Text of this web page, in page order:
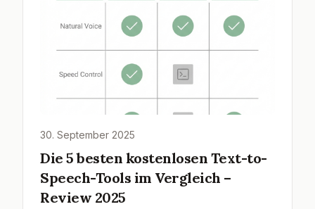
30. September 2025
Die 5 besten kostenlosen Text-to-
Speech-Tools im Vergleich –
Review 2025